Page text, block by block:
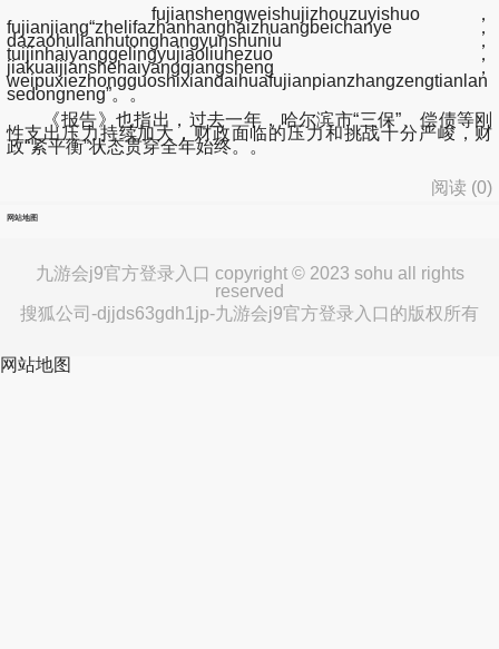
fujianshengweishujizhouzuyishuo，
fujianjiang“zhelifazhanhanghaizhuangbeichanye，
dazaohulianhutonghangyunshuniu，
tuijinhaiyanggelingyujiaoliuhezuo，
jiakuaijianshehaiyangqiangsheng，
weipuxiezhongguoshixiandaihuafujianpianzhangzengtianlan
sedongneng”。。
《报告》也指出，过去一年，哈尔滨市“三保”、偿债等刚
性支出压力持续加大，财政面临的压力和挑战十分严峻，财
政“紧平衡”状态贯穿全年始终。。
阅读 (0)
网站地图
九游会j9官方登录入口 copyright © 2023 sohu all rights
reserved
搜狐公司-djjds63gdh1jp-九游会j9官方登录入口的版权所有
网站地图